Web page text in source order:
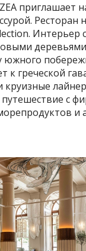
приглашает
Ресторан
Интерьер
южного
к греческой
круизные
путешествие с
и